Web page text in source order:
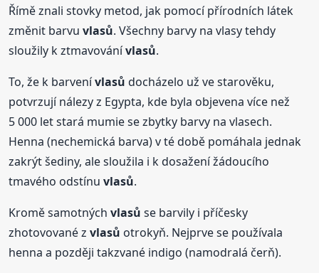
Římě znali stovky metod, jak pomocí přírodních látek
změnit barvuvlasů. Všechny barvy na vlasy tehdy
sloužily k ztmavovánívlasů.
To, že k barvenívlasů docházelo už ve starověku,
potvrzují nálezy z Egypta, kde byla objevena více než
5 000 let stará mumie se zbytky barvy na vlasech.
Henna (nechemická barva) v té době pomáhala jednak
zakrýt šediny, ale sloužila i k dosažení žádoucího
tmavého odstínuvlasů.
Kromě samotnýchvlasů se barvily i příčesky
zhotovované zvlasů otrokyň. Nejprve se používala
henna a později takzvané indigo (namodralá čerň).